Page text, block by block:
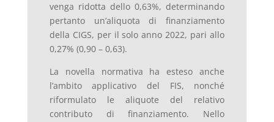
venga ridotta dello 0,63%, determinando
pertanto un’aliquota di finanziamento
della CIGS, per il solo anno 2022, pari allo
0,27% (0,90 – 0,63).
La novella normativa ha esteso anche
l’ambito applicativo del FIS, nonché
riformulato le aliquote del relativo
contributo di finanziamento. Nello